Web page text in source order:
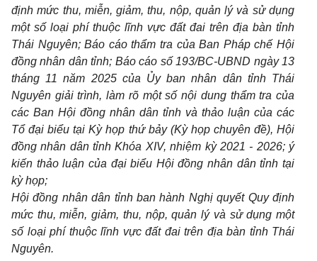
định mức thu, miễn, giảm, thu, nộp, quản lý và sử dụng
một số loại phí thuộc lĩnh vực đất đai trên địa bàn tỉnh
Thái Nguyên; Báo cáo thẩm tra của Ban Pháp chế Hội
đồng nhân dân tỉnh; Báo cáo số 193/BC-UBND ngày 13
tháng 11 năm 2025 của Ủy ban nhân dân tỉnh Thái
Nguyên giải trình, làm rõ một số nội dung thẩm tra của
các Ban Hội đồng nhân dân tỉnh và thảo luận của các
Tổ đại biểu tại Kỳ họp thứ bảy (Kỳ họp chuyên đề), Hội
đồng nhân dân tỉnh Khóa XIV, nhiệm kỳ 2021 - 2026; ý
kiến thảo luận của đại biểu Hội đồng nhân dân tỉnh tại
kỳ họp;
Hội đồng nhân dân tỉnh ban hành Nghị quyết Quy định
mức thu, miễn, giảm, thu, nộp, quản lý và sử dụng một
số loại phí thuộc lĩnh vực đất đai trên địa bàn tỉnh Thái
Nguyên.